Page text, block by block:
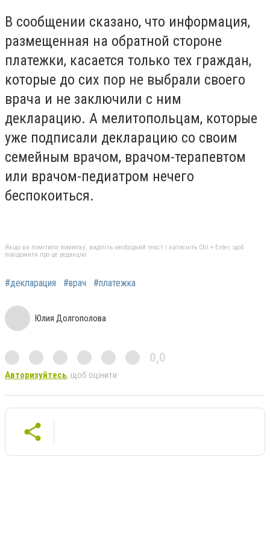
В сообщении сказано, что информация,
размещенная на обратной стороне
платежки, касается только тех граждан,
которые до сих пор не выбрали своего
врача и не заключили с ним
декларацию. А мелитопольцам, которые
уже подписали декларацию со своим
семейным врачом, врачом-терапевтом
или врачом-педиатром нечего
беспокоиться.
Якщо ви помітили помилку, виділіть необхідний текст і натисніть Ctrl + Enter, щоб
повідомити про це редакцію
#декларация #врач #платежка
Юлия Долгополова
0,0
Авторизуйтесь, щоб оцінити